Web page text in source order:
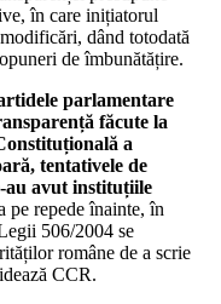
în care inițiatorul
dând totodată
de îmbunătățire.
parlamentare
făcute la
a
tentativele de
au avut instituțiile
pe repede înainte, în
506/2004 se
române de a scrie
CCR.